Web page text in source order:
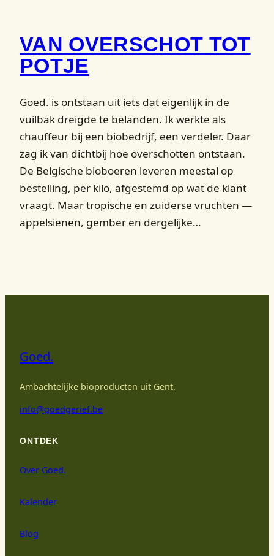
VAN OVERSCHOT TOT
POTJE
Goed. is ontstaan uit iets dat eigenlijk in de
vuilbak dreigde te belanden. Ik werkte als
chauffeur bij een biobedrijf, een verdeler. Daar
zag ik van dichtbij hoe overschotten ontstaan.
De Belgische bioboeren leveren meestal op
bestelling, per kilo, afgestemd op wat de klant
vraagt. Maar tropische en zuiderse vruchten —
appelsienen, gember en dergelijke…
Goed.
Ambachtelijke bioproducten uit Gent.
info@goedgerief.be
ONTDEK
Over Goed.
Kalender
Blog